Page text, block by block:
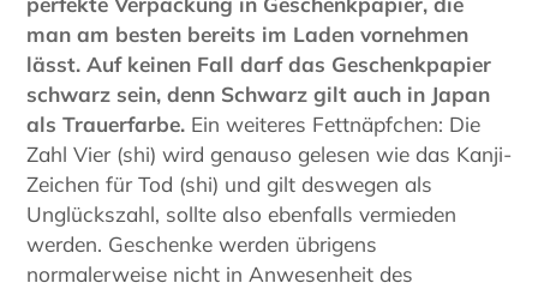
man am besten bereits im Laden vornehmen
lässt. Auf keinen Fall darf das Geschenkpapier
schwarz sein, denn Schwarz gilt auch in Japan
als Trauerfarbe. Ein weiteres Fettnäpfchen: Die
Zahl Vier (shi) wird genauso gelesen wie das Kanji-
Zeichen für Tod (shi) und gilt deswegen als
Unglückszahl, sollte also ebenfalls vermieden
werden. Geschenke werden übrigens
normalerweise nicht in Anwesenheit des